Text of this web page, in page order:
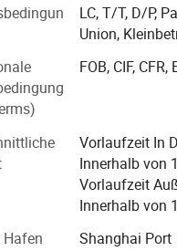
liefert Deutschland
(CWM), Japan Kobe
Die wichtigsten
Schiffsschacht und
komplette Satz
hat sich stets an
zuerst" gehalten und das
Produkten und
gewonnen. Wir sind
LC, T/T, D/P,
Union,
FOB, CIF, CFR,
Vorlaufzeit In
Innerhalb von
Vorlaufzeit
Innerhalb von
Hafen
Shanghai Port